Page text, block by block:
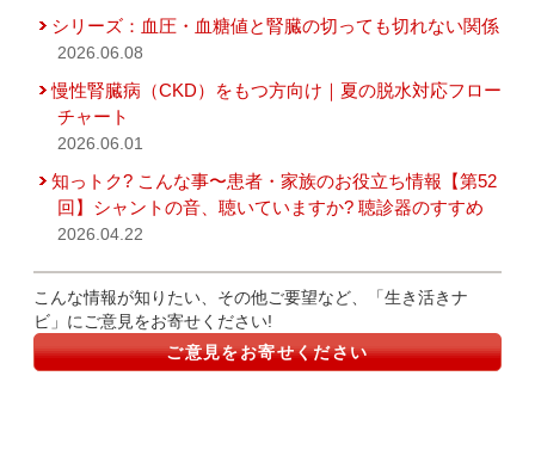
シリーズ：血圧・血糖値と腎臓の切っても切れない関係
2026.06.08
慢性腎臓病（CKD）をもつ方向け｜夏の脱水対応フロー
チャート
2026.06.01
知っトク? こんな事〜患者・家族のお役立ち情報【第52
回】シャントの音、聴いていますか? 聴診器のすすめ
2026.04.22
こんな情報が知りたい、その他ご要望など、「生き活きナ
ビ」にご意見をお寄せください!
ご意見をお寄せください